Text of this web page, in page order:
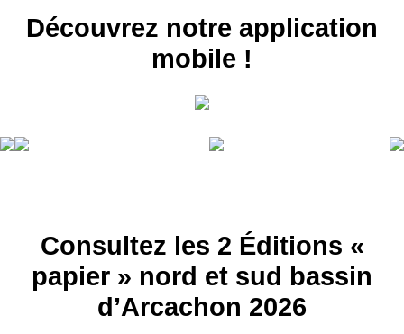
LES
Découvrez notre application
mobile !
Consultez les 2 Éditions «
papier » nord et sud bassin
d’Arcachon 2026